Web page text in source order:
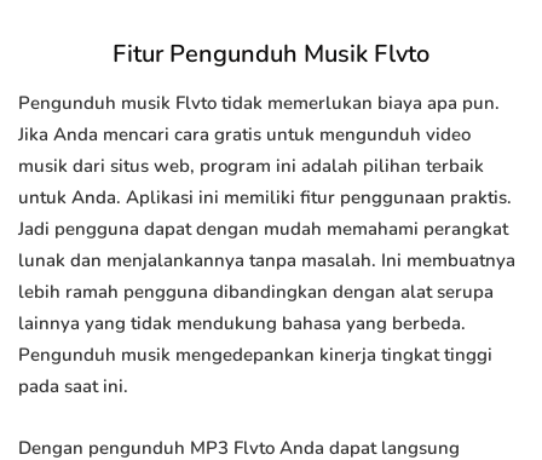
Fitur Pengunduh Musik Flvto
Pengunduh musik Flvto tidak memerlukan biaya apa pun.
Jika Anda mencari cara gratis untuk mengunduh video
musik dari situs web, program ini adalah pilihan terbaik
untuk Anda. Aplikasi ini memiliki fitur penggunaan praktis.
Jadi pengguna dapat dengan mudah memahami perangkat
lunak dan menjalankannya tanpa masalah. Ini membuatnya
lebih ramah pengguna dibandingkan dengan alat serupa
lainnya yang tidak mendukung bahasa yang berbeda.
Pengunduh musik mengedepankan kinerja tingkat tinggi
pada saat ini.
Dengan pengunduh MP3 Flvto Anda dapat langsung